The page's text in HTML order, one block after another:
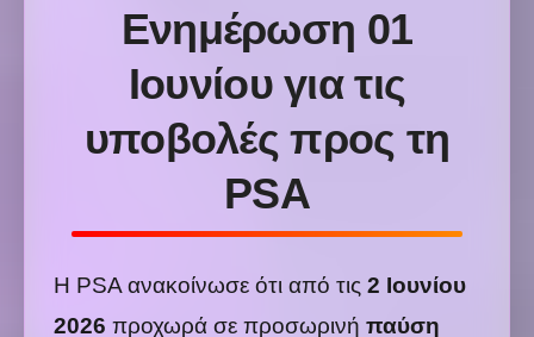
Ενημέρωση 01
Ιουνίου για τις
υποβολές προς τη
PSA
Η PSA ανακοίνωσε ότι από τις 2 Ιουνίου
2026 προχωρά σε προσωρινή παύση